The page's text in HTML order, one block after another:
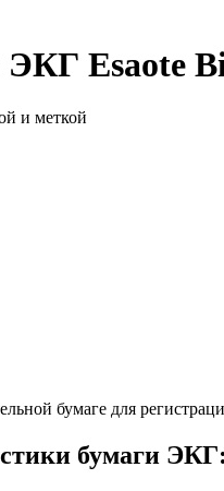
ЭКГ Esaote
и меткой
бумаге для
бумаги ЭКГ: